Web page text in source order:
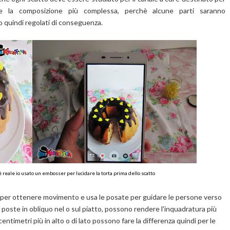
composizione più complessa, perchè alcune parti saranno
regolati di conseguenza.
io usato un embosser per lucidare la torta prima dello scatto
ottenere movimento e usa le posate per guidare le persone verso
in obliquo nel o sul piatto, possono rendere l'inquadratura più
più in alto o di lato possono fare la differenza quindi per le